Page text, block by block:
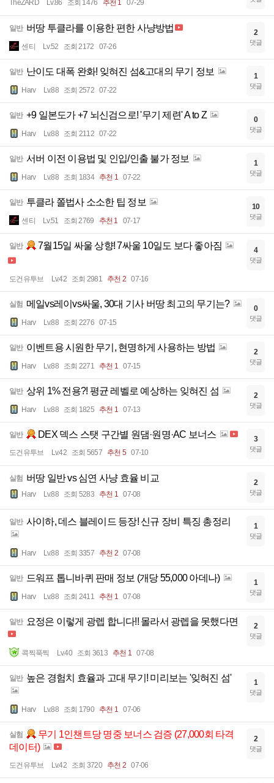
TheZARD Lv.86 조회 1476 추천 1 07-29
일반 버땅 투클라를 이용한 편한 사냥방법
센티 Lv.52 조회 2172 07-26
2
댓글
일반 난이도 대폭 완화! 잊혀진 섬&고대의 무기 정보
Harv Lv.88 조회 2572 07-22
1
댓글
일반 +9 일본도가 +7 뇌신검으로! '무기 제련' A to Z
Harv Lv.88 조회 2112 07-22
0
댓글
일반 서버 이전 이용법 및 인입/인출 불가 정보
Harv Lv.88 조회 1834 추천 1 07-22
1
댓글
일반 투클라 쫄법사 소소한 팁 정보
센티 Lv.51 조회 2769 추천 1 07-17
10
댓글
일반 7월15일 싸울 상향! 7싸울 10일도 보다 좋아짐
도건유투브 Lv.42 조회 2981 추천 2 07-16
4
댓글
실험 메일vs레이vs싸울, 30대 기사 버땅 최고의 무기는?
Harv Lv.88 조회 2276 07-15
0
댓글
일반 이벤트용 시원한 무기, 현명하게 사용하는 방법
Harv Lv.88 조회 2271 추천 1 07-15
2
댓글
일반 상위 1% 전용?! 평균 레벨로 예상하는 잊혀진 섬
Harv Lv.88 조회 1825 추천 1 07-13
2
댓글
일반 DEX 덱스 스탯 구간별 원댐·원명·AC 보너스
도건유투브 Lv.42 조회 5657 추천 5 07-10
3
댓글
실험 버땅 일반 vs 심연 사냥 효율 비교
Harv Lv.88 조회 5283 추천 1 07-08
2
댓글
일반 사이하, 데스 블레이드 등장! 신규 장비 특징 총정리
Harv Lv.88 조회 3357 추천 2 07-08
1
댓글
일반 드워프 톱니바퀴 판매 정보 (개당 55,000 아데나)
Harv Lv.88 조회 2411 추천 1 07-08
1
댓글
일반 요정은 이렇게 광렙 합니다!! 몰라서 광렙을 못했다면
콕찍푹찍 Lv.40 조회 3613 추천 1 07-08
2
댓글
일반 높은 경험치 효율과 고대 무기! 미리보는 '잊혀진 섬'
Harv Lv.88 조회 1790 추천 1 07-06
1
댓글
실험
무기 1인챈트당 명중 보너스 검증 (27,000회 타격
데이터)
도건유투브 Lv.42 조회 3720 추천 2 07-06
2
댓글